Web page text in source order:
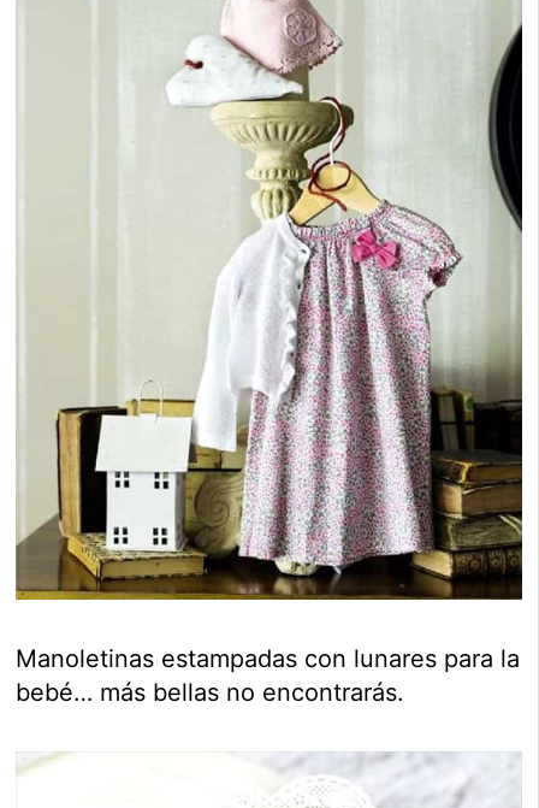
Manoletinas estampadas con lunares para la
bebé… más bellas no encontrarás.